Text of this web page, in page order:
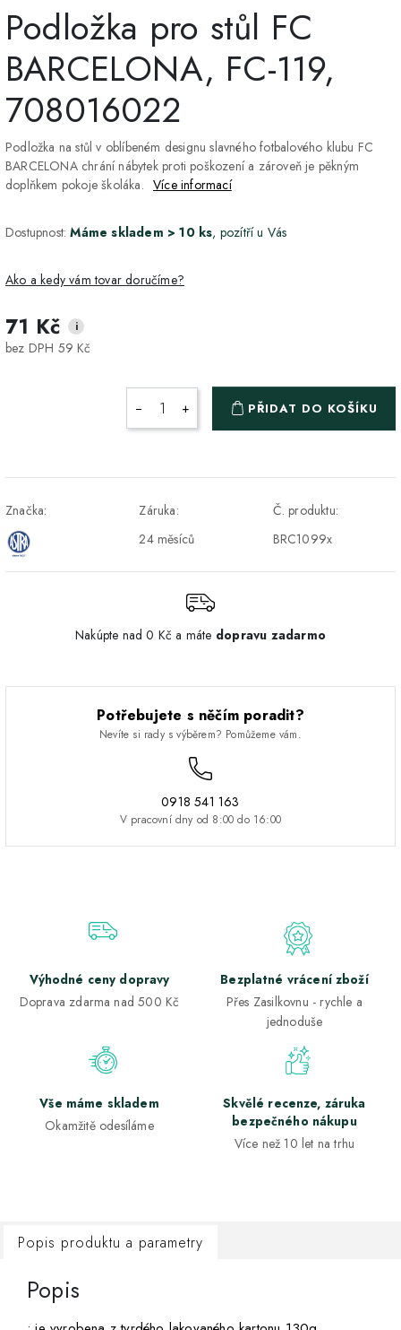
Podložka pro stůl FC
BARCELONA, FC-119,
708016022
Podložka na stůl v oblíbeném designu slavného fotbalového klubu FC
BARCELONA chrání nábytek proti poškození a zároveň je pěkným
doplňkem pokoje školáka. Více informací
Dostupnost:Máme skladem > 10 ks, pozítří u Vás
Ako a kedy vám tovar doručíme?
DPD Home - doručenie
na adresu
DPD - Odberné miesto
1-2 pracovné dni ZDARMA
71 Kč i
bez DPH 59 Kč
− + PŘIDAT DO KOŠÍKU
Značka:
Záruka:
24 měsíců
Č. produktu:
BRC1099x
Nakúpte nad 0 Kč a máte dopravu zadarmo
Potřebujete s něčím poradit?
Nevíte si rady s výběrem? Pomůžeme vám.
0918 541 163
V pracovní dny od 8:00 do 16:00
Výhodné ceny dopravy
Doprava zdarma nad 500 Kč
Bezplatné vrácení zboží
Přes Zasilkovnu - rychle a
jednoduše
Vše máme skladem
Okamžitě odesíláme
Skvělé recenze, záruka
bezpečného nákupu
Více než 10 let na trhu
Popis produktu a parametry
Popis